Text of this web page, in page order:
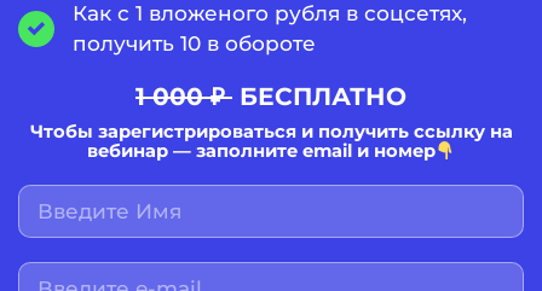
Как с 1 вложеного рубля в соцсетях,
получить 10 в обороте
1 000 ₽ БЕСПЛАТНО
Чтобы зарегистрироваться и получить ссылку на
вебинар — заполните email и номер